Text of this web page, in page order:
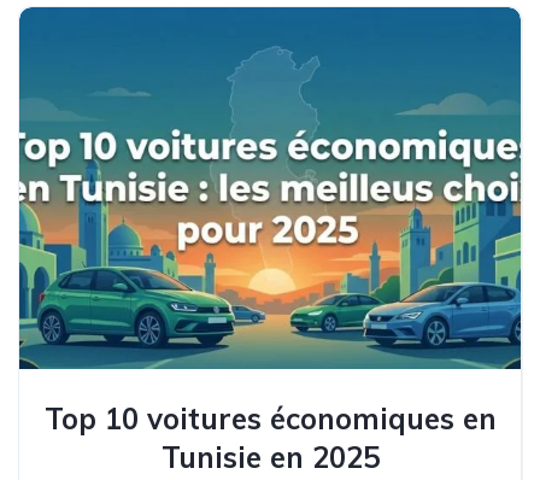
Top 10 voitures économiques en
Tunisie en 2025